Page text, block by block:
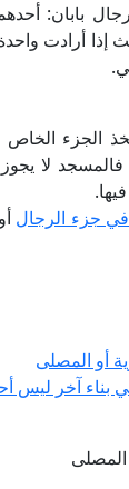
بابان:
إذا أرادت
الجزء
فالمسجد لا
جزء الرجال
أو المصلى
بناء آخر ليس
المصلى